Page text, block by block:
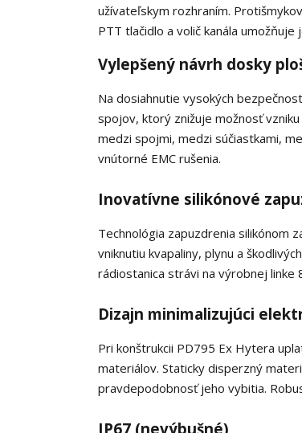
užívateľskym rozhraním.
PTT tlačidlo a volič kanála umožňuje
Vylepšený návrh dosky
Na dosiahnutie vysokých
spojov, ktorý znižuje možnosť
medzi spojmi, medzi súčiastkami,
vnútorné EMC rušenia.
Inovatívne silikónové
Technológia zapuzdrenia silikónom
vniknutiu kvapaliny, plynu a
rádiostanica strávi na výrobnej linke
Dizajn minimalizujúci
Pri konštrukcii PD795 Ex Hytera
materiálov. Staticky disperzný
pravdepodobnosť jeho vybitia.
IP67 (nevýbušné)